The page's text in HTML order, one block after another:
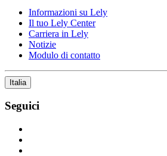
Informazioni su Lely
Il tuo Lely Center
Carriera in Lely
Notizie
Modulo di contatto
Italia
Seguici